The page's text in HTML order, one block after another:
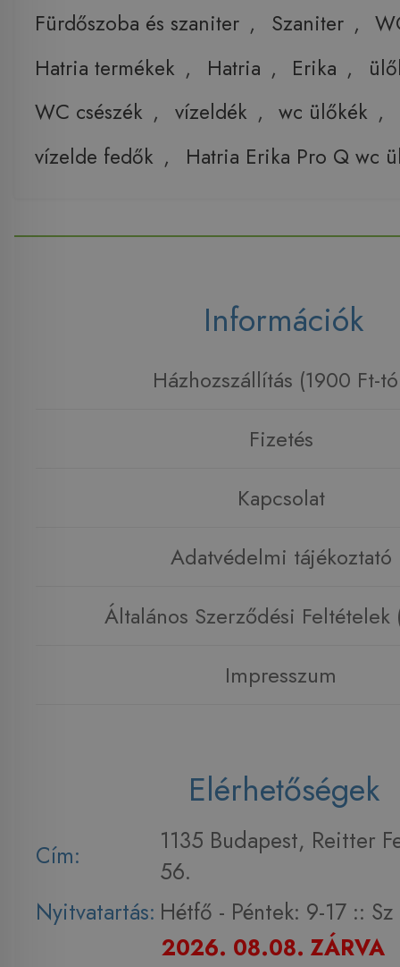
Fürdőszoba és szaniter , Szaniter ,
Hatria termékek , Hatria , Erika ,
WC csészék , vízeldék , wc ülőkék ,
vízelde fedők , Hatria Erika Pro Q wc
Információk
Házhozszállítás (1900 Ft-
Fizetés
Kapcsolat
Adatvédelmi tájékoztató
Általános Szerződési Feltételek
Impresszum
Elérhetőségek
Cím:
1135 Budapest, Reitter
56.
Nyitvatartás: Hétfő - Péntek: 9-17 :: Sz
2026. 08.08. ZÁRVA